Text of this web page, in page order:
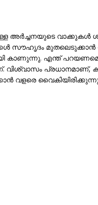
അർച്ചനയുടെ വാക്കുകൾ
സൗഹൃദം മുതലെടുക്കാൻ
കാണുന്നു. എന്ത്
പ്രധാനമാണ്,
വളരെ